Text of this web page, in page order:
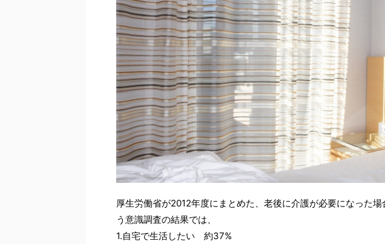
厚生労働省が2012年度にまとめた、老後に介護が必要になった
う意識調査の結果では、
1.自宅で生活したい 約37%